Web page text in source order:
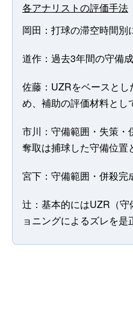
各アナリストの評価手法
岡田：打球の滞空時間
道作：過去3年間の守備
佐藤：UZRをベースと
め、補助の評価材料とし
市川：守備範囲・失策
奪取は捕球した守備位置
宮下：守備範囲・併殺完
辻：基本的にはUZR（
ョニングによるズレを是